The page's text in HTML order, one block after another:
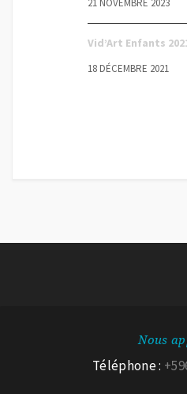
Vid’Art Enfants
18 DÉCEMBRE 2021
Nous
Téléphone :